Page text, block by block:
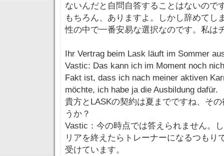
ないんだと自問自答することはないので
もちろん、ありますよ。しかし辞めてし
性の中で一番安易な選択なのです。私は
Ihr Vertrag beim Lask läuft im Sommer
Vastic: Das kann ich im Moment noch
Fakt ist, dass ich nach meiner aktiven
möchte, ich habe ja die Ausbildung dafür.
貴方とLASKの契約は夏までですね、そ
うか？
Vastic：今の時点では答えられません。
リアを終えたらトレーナーになるつもり
受けています。